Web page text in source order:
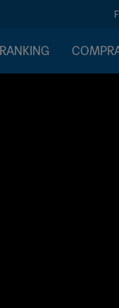
I RANKING